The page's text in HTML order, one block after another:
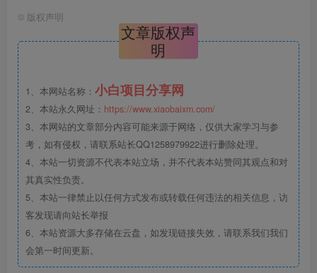
© 版权声明
文章版权声
明
1、本网站名称： 小白项目分享网
2、本站永久网址： https://www.xiaobaixm.com/
3、本网站的文章部分内容可能来源于网络，仅供大家学习与参
考，如有侵权，请联系站长QQ1258979922进行删除处理。
4、本站一切资源不代表本站立场，并不代表本站赞同其观点和对
其真实性负责。
5、本站一律禁止以任何方式发布或转载任何违法的相关信息，访
客发现请向站长举报
6、本站资源大多存储在云盘，如发现链接失效，请联系我们我们
会第一时间更新。